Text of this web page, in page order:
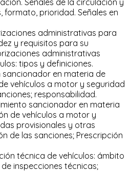
formato, prioridad. Señales en
administrativas para
y requisitos para su
administrativas
tipos y definiciones.
sancionador en materia de
vehículos a motor y seguridad
responsabilidad.
sancionador en materia
de vehículos a motor y
provisionales y otras
de las sanciones; Prescripción
técnica de vehículos: ámbito
inspecciones técnicas;